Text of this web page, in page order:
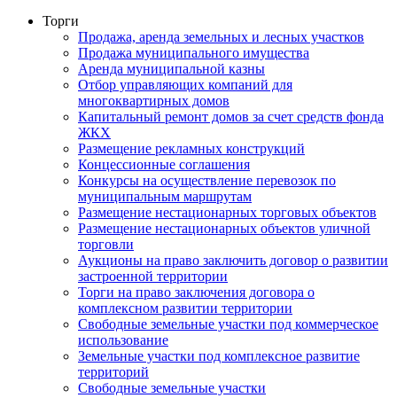
Торги
Продажа, аренда земельных и лесных участков
Продажа муниципального имущества
Аренда муниципальной казны
Отбор управляющих компаний для
многоквартирных домов
Капитальный ремонт домов за счет средств фонда
ЖКХ
Размещение рекламных конструкций
Концессионные соглашения
Конкурсы на осуществление перевозок по
муниципальным маршрутам
Размещение нестационарных торговых объектов
Размещение нестационарных объектов уличной
торговли
Аукционы на право заключить договор о развитии
застроенной территории
Торги на право заключения договора о
комплексном развитии территории
Свободные земельные участки под коммерческое
использование
Земельные участки под комплексное развитие
территорий
Свободные земельные участки